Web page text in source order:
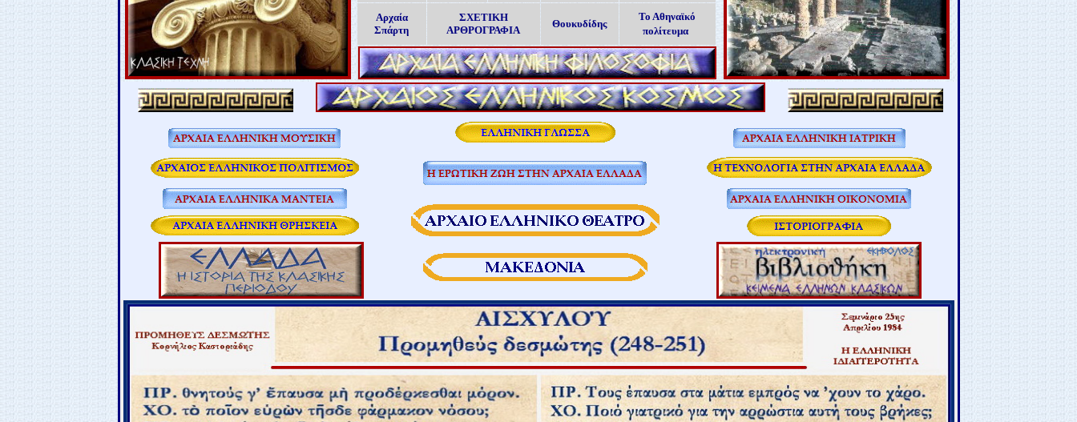
Αρχαία
Σπάρτη
ΣΧΕΤΙΚΗ
ΑΡΘΡΟΓΡΑΦΙΑ
Θουκυδίδης
Το Αθηναϊκό
πολίτευμα